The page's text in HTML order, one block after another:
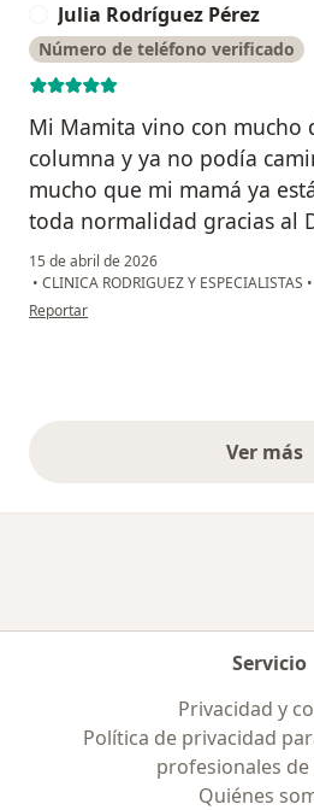
Julia Rodríguez Pérez
Número de teléfono verificado
Mi Mamita vino con mucho
columna y ya no podía
mucho que mi mamá ya
toda normalidad gracias al
15 de abril de 2026
• CLINICA RODRIGUEZ Y ESPECIALISTAS •
en opinión del usuario Julia Rodríguez Pérez
Reportar
Ver más
Servicio
Privacidad y
Política de privacidad
profesionales de
Quiénes